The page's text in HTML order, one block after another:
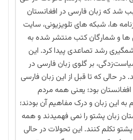
شد که زبان فارسی در افغانستان
ها، شبکه های تلویزیونی، سایت
ها و شمارگان کتب منتشر شده به
رشد تصاعدی پیدا کرد. این
بر گلوی زبان فارسی در
حالی که تا قبل از این زبان فارسی
بود؛ یعنی همه مردم
به این زبان و درک مفاهیم آن بودند؛
زبان پشتو را نمی فهمیدند و همه
تکلم کنند. این تحولات در حالی